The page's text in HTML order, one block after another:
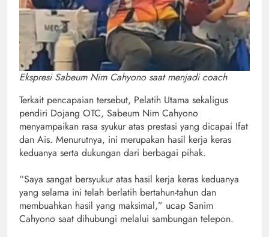
Ekspresi Sabeum Nim Cahyono saat menjadi coach
Terkait pencapaian tersebut, Pelatih Utama sekaligus
pendiri Dojang OTC, Sabeum Nim Cahyono
menyampaikan rasa syukur atas prestasi yang dicapai Ifat
dan Ais. Menurutnya, ini merupakan hasil kerja keras
keduanya serta dukungan dari berbagai pihak.
“Saya sangat bersyukur atas hasil kerja keras keduanya
yang selama ini telah berlatih bertahun-tahun dan
membuahkan hasil yang maksimal,” ucap Sanim
Cahyono saat dihubungi melalui sambungan telepon.